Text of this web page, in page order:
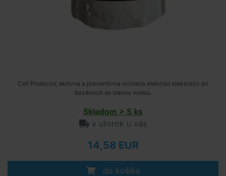
Cell Protector, aktívna a preventívna ochrana elektród elektrolýz pri
bazénoch so slanou vodou.
Skladom > 5 ks
v utorok u vás
14,58 EUR
do košíka